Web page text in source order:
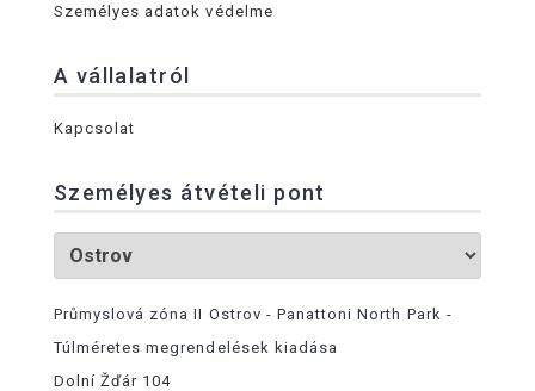
Személyes adatok védelme
A vállalatról
Kapcsolat
Személyes átvételi pont
Průmyslová zóna II Ostrov - Panattoni North Park -
Túlméretes megrendelések kiadása
Dolní Žďár 104